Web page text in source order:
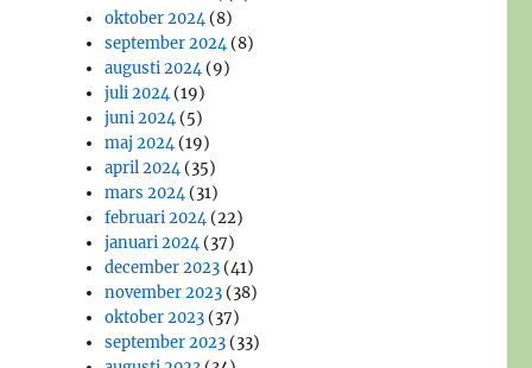
oktober 2024(8)
september 2024(8)
augusti 2024(9)
juli 2024(19)
juni 2024(5)
maj 2024(19)
april 2024(35)
mars 2024(31)
februari 2024(22)
januari 2024(37)
december 2023 (41)
november 2023 (38)
oktober 2023 (37)
september 2023 (33)